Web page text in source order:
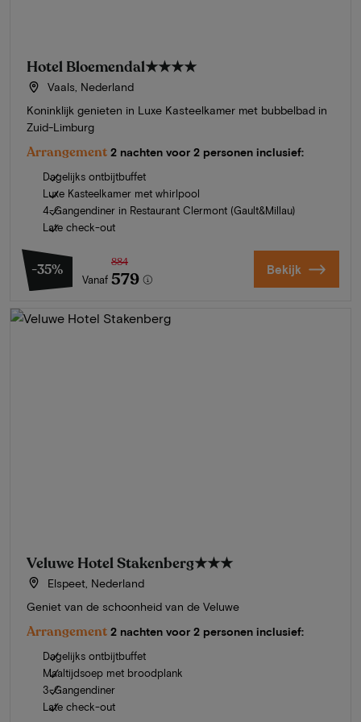
Hotel Bloemendal★★★★
Vaals, Nederland
Koninklijk genieten in Luxe Kasteelkamer met bubbelbad in
Zuid-Limburg
Arrangement 2 nachten voor 2 personen inclusief:
Dagelijks ontbijtbuffet
Luxe Kasteelkamer met whirlpool
4-Gangendiner in Restaurant Clermont (Gault&Millau)
Late check-out
-35%
Vanaf
884
579 Bekijk
Veluwe Hotel Stakenberg★★★
Elspeet, Nederland
Geniet van de schoonheid van de Veluwe
Arrangement 2 nachten voor 2 personen inclusief:
Dagelijks ontbijtbuffet
Maaltijdsoep met broodplank
3-Gangendiner
Late check-out